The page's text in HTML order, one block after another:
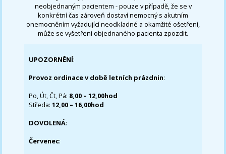
neobjednaným pacientem - pouze v případě, že se v
konkrétní čas zároveň dostaví nemocný s akutním
onemocněním vyžadující neodkladné a okamžité ošetření,
může se vyšetření objednaného pacienta zpozdit.
UPOZORNĚNÍ:
Provoz ordinace v době letních prázdnin:
Po, Út, Čt, Pá: 8,00 – 12,00hod
Středa:12,00 – 16,00hod
DOVOLENÁ:
Červenec: